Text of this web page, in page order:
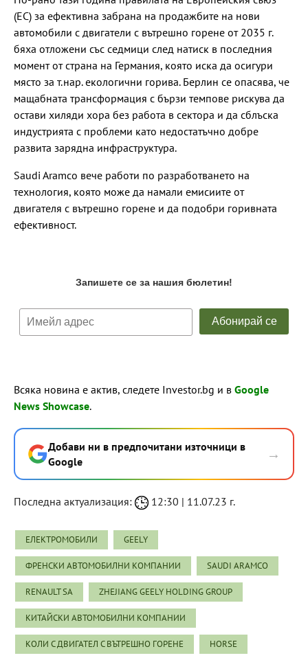
(ЕС) за ефективна забрана на продажбите на нови
автомобили с двигатели с вътрешно горене от 2035 г.
бяха отложени със седмици след натиск в последния
момент от страна на Германия, която иска да осигури
място за т.нар. екологични горива. Берлин се опасява, че
мащабната трансформация с бързи темпове рискува да
остави хиляди хора без работа в сектора и да сблъска
индустрията с проблеми като недостатъчно добре
развита зарядна инфраструктура.
Saudi Aramco вече работи по разработването на
технология, която може да намали емисиите от
двигателя с вътрешно горене и да подобри горивната
ефективност.
Всяка новина е актив, следете Investor.bg и в Google
News Showcase.
Добави ни в предпочитани източници в
Google
→
Последна актуализация: 12:30 | 11.07.23 г.
ЕЛЕКТРОМОБИЛИ GEELY
ФРЕНСКИ АВТОМОБИЛНИ КОМПАНИИ SAUDI ARAMCO
RENAULT SA ZHEJIANG GEELY HOLDING GROUP
КИТАЙСКИ АВТОМОБИЛНИ КОМПАНИИ
КОЛИ С ДВИГАТЕЛ С ВЪТРЕШНО ГОРЕНЕ HORSE